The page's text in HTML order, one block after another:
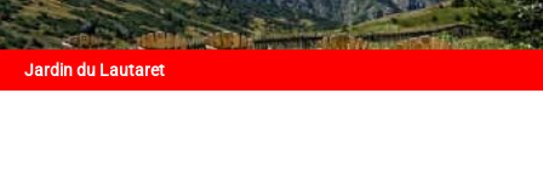
Jardin du Lautaret